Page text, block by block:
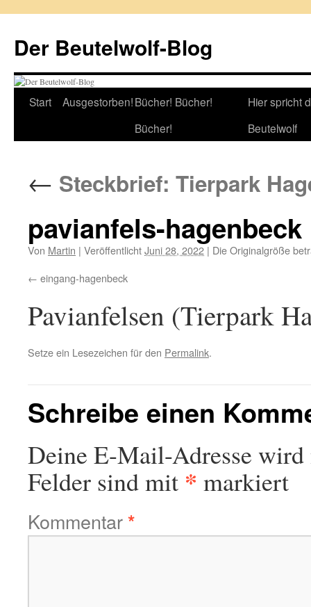
springen
Der Beutelwolf-Blog
Start Ausgestorben!Bücher! Bücher!
Bücher!
Hier spricht
Beutelwolf
← Steckbrief: Tierpark
pavianfels-hagenbeck
Von Martin | VeröffentlichtJuni 28, 2022 | Die Originalgröße
eingang-hagenbeck
Pavianfelsen (Tierpark
Setze ein Lesezeichen für den Permalink.
Schreibe einen
Deine E-Mail-Adresse
Felder sind mit * markiert
Kommentar*